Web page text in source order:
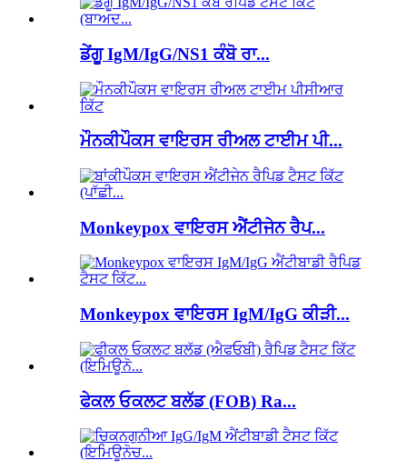
ਡੇਂਗੂ IgM/IgG/NS1 ਕੰਬੋ ਰਾ...
ਮੌਨਕੀਪੌਕਸ ਵਾਇਰਸ ਰੀਅਲ ਟਾਈਮ ਪੀ...
Monkeypox ਵਾਇਰਸ ਐਂਟੀਜੇਨ ਰੈਪ...
Monkeypox ਵਾਇਰਸ IgM/IgG ਕੀੜੀ...
ਫੇਕਲ ਓਕਲਟ ਬਲੱਡ (FOB) Ra...